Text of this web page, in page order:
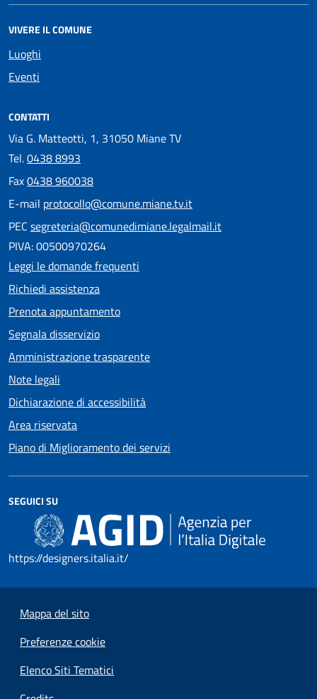
VIVERE IL COMUNE
Luoghi
Eventi
CONTATTI
Via G. Matteotti, 1, 31050 Miane TV
Tel.0438 8993
Fax0438 960038
E-mail protocollo@comune.miane.tv.it
PEC segreteria@comunedimiane.legalmail.it
PIVA: 00500970264
Leggi le domande frequenti
Richiedi assistenza
Prenota appuntamento
Segnala disservizio
Amministrazione trasparente
Note legali
Dichiarazione di accessibilità
Area riservata
Piano di Miglioramento dei servizi
SEGUICI SU
https://designers.italia.it/
Mappa del sito
Preferenze cookie
Elenco Siti Tematici